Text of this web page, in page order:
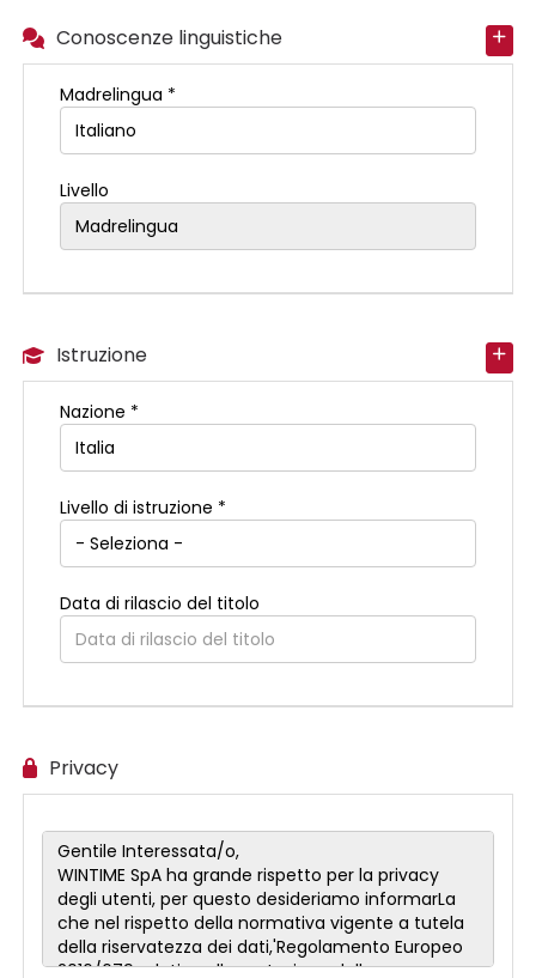
Conoscenze linguistiche
Madrelingua *
Livello
Istruzione
Nazione *
Livello di istruzione *
Data di rilascio del titolo
Privacy